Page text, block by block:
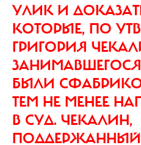
УЛИК И
КОТОРЫЕ, ПО
ГРИГОРИЯ
БЫЛИ
ТЕМ НЕ МЕНЕЕ
В СУД. ЧЕКАЛИН,
ПОДДЕРЖАННЫЙ